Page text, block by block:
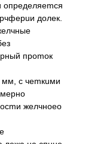
определяеmся
долек.
проmок
с чеmкuми
желчноео